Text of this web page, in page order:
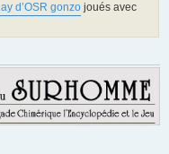
d’OSR gonzo joués avec